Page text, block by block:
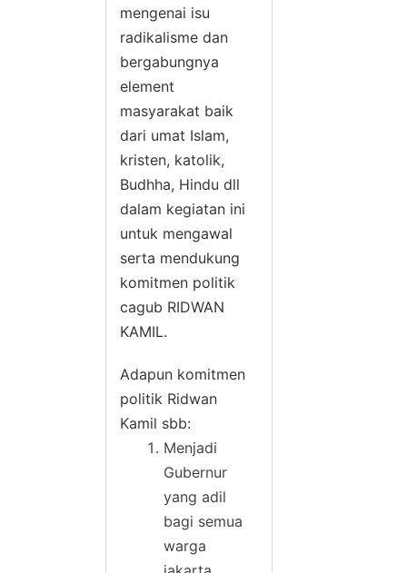
mengenai isu
radikalisme dan
bergabungnya
element
masyarakat baik
dari umat Islam,
kristen, katolik,
Budhha, Hindu dll
dalam kegiatan ini
untuk mengawal
serta mendukung
komitmen politik
cagub RIDWAN
KAMIL.
Adapun komitmen
politik Ridwan
Kamil sbb:
Menjadi
Gubernur
yang adil
bagi semua
warga